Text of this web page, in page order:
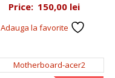
Price: 150,00 lei
Adauga la favorite